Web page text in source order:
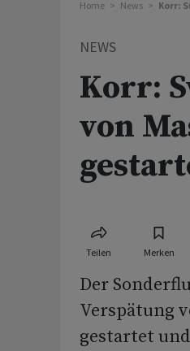
Home News Korr:
NEWS
Korr:
von
Teilen Merken
Der
Verspätung
gestartet